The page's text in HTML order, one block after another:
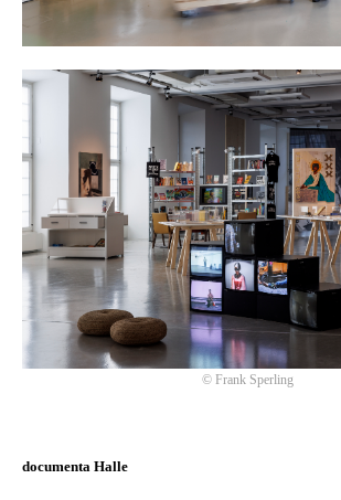
© Frank Sperling
documenta Halle